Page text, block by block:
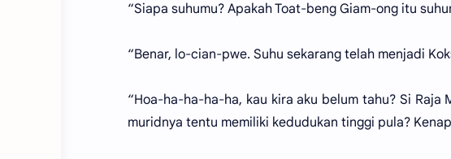
“Siapa suhumu? Apakah Toat-beng Giam-ong itu
“Benar, lo-cian-pwe. Suhu sekarang telah menjadi
“Hoa-ha-ha-ha-ha, kau kira aku belum tahu? Si
muridnya tentu memiliki kedudukan tinggi pula?